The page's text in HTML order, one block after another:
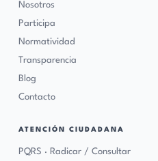
Nosotros
Participa
Normatividad
Transparencia
Blog
Contacto
ATENCIÓN CIUDADANA
PQRS · Radicar / Consultar